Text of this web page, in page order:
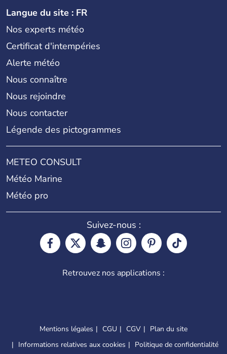
Langue du site : FR
Nos experts météo
Certificat d'intempéries
Alerte météo
Nous connaître
Nous rejoindre
Nous contacter
Légende des pictogrammes
METEO CONSULT
Météo Marine
Météo pro
Suivez-nous :
Retrouvez nos applications :
Mentions légales CGU CGV
Plan du site
Informations relatives aux cookies
Politique de confidentialité